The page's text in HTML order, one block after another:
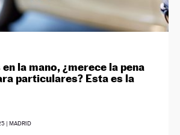
la mano, ¿merece la pena
particulares? Esta es la
| MADRID